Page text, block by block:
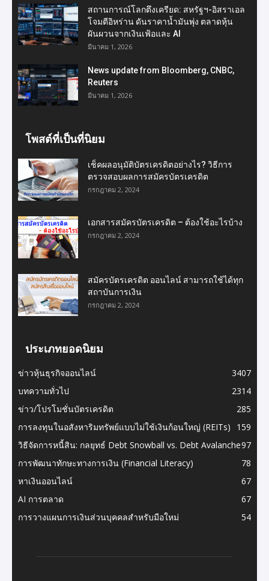
สถานการณ์โลกตึงเครียด: สหรัฐฯ-อิสราเอล
โจมตีอิหร่าน ดันราคาน้ำมันพุ่ง ตลาดหุ้น
ผันผวนจากเงินเฟ้อและ AI
มีนาคม 1, 2026
News update from Bloomberg, CNBC,
Reuters
มีนาคม 1, 2026
โพสต์ที่เป็นที่นิยม
เช็คผลอนุมัติบัตรเครดิตอย่างไร? วิธีการ
ตรวจสอบผลการสมัครบัตรเครดิต
กรกฎาคม 2, 2024
เอกสารสมัครบัตรเครดิต – ต้องใช้อะไรบ้าง
กรกฎาคม 2, 2024
สมัครบัตรเครดิต ออนไลน์ สามารถใช้ได้ทุก
สถาบันการเงิน
กรกฎาคม 2, 2024
ประเภทยอดนิยม
ข่าวหุ้นธุรกิจออนไลน์
3407
บทความทั่วไป
2314
ข่าว/โปรโมชั่นบัตรเครดิต
285
การลงทุนในอสังหาริมทรัพย์แบบไม่ใช้เงินก้อนใหญ่ (REITs)
159
วิธีจัดการหนี้สิน: กลยุทธ์ Debt Snowball vs. Debt Avalanche97
การพัฒนาทักษะทางการเงิน (Financial Literacy)
78
หาเงินออนไลน์
67
AI การตลาด
67
การวางแผนการเงินส่วนบุคคลสำหรับมือใหม่
54